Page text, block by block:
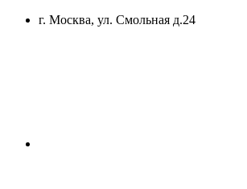
г. Москва, ул. Смольная д.24